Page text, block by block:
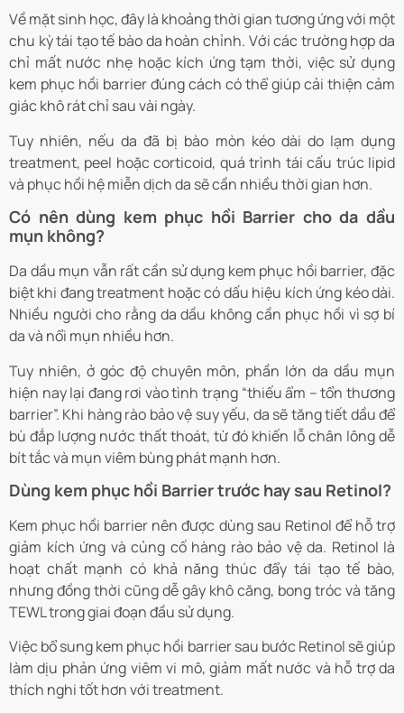
Về mặt sinh học, đây là khoảng thời gian tương ứng với một
chu kỳ tái tạo tế bào da hoàn chỉnh. Với các trường hợp da
chỉ mất nước nhẹ hoặc kích ứng tạm thời, việc sử dụng
kem phục hồi barrier đúng cách có thể giúp cải thiện cảm
giác khô rát chỉ sau vài ngày.
Tuy nhiên, nếu da đã bị bào mòn kéo dài do lạm dụng
treatment, peel hoặc corticoid, quá trình tái cấu trúc lipid
và phục hồi hệ miễn dịch da sẽ cần nhiều thời gian hơn.
Có nên dùng kem phục hồi Barrier cho da dầu
mụn không?
Da dầu mụn vẫn rất cần sử dụng kem phục hồi barrier, đặc
biệt khi đang treatment hoặc có dấu hiệu kích ứng kéo dài.
Nhiều người cho rằng da dầu không cần phục hồi vì sợ bí
da và nổi mụn nhiều hơn.
Tuy nhiên, ở góc độ chuyên môn, phần lớn da dầu mụn
hiện nay lại đang rơi vào tình trạng “thiếu ẩm – tổn thương
barrier”. Khi hàng rào bảo vệ suy yếu, da sẽ tăng tiết dầu để
bù đắp lượng nước thất thoát, từ đó khiến lỗ chân lông dễ
bít tắc và mụn viêm bùng phát mạnh hơn.
Dùng kem phục hồi Barrier trước hay sau Retinol?
Kem phục hồi barrier nên được dùng sau Retinol để hỗ trợ
giảm kích ứng và củng cố hàng rào bảo vệ da. Retinol là
hoạt chất mạnh có khả năng thúc đẩy tái tạo tế bào,
nhưng đồng thời cũng dễ gây khô căng, bong tróc và tăng
TEWL trong giai đoạn đầu sử dụng.
Việc bổ sung kem phục hồi barrier sau bước Retinol sẽ giúp
làm dịu phản ứng viêm vi mô, giảm mất nước và hỗ trợ da
thích nghi tốt hơn với treatment.